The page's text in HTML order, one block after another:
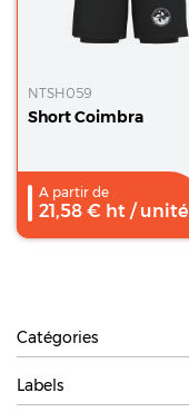
NTSH059
Short Coimbra
A partir de
21,58 € ht / unité
Filtrer par
Filtrer par